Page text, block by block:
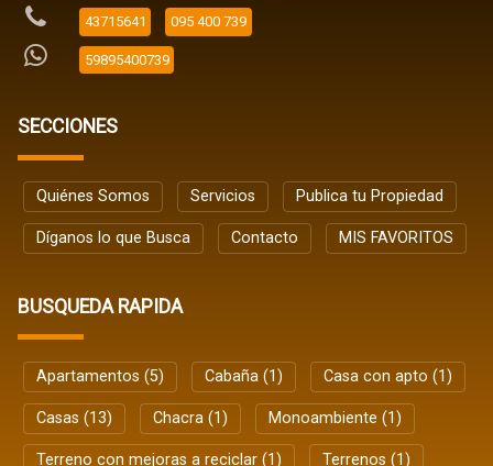
43715641
095 400 739
59895400739
SECCIONES
Quiénes Somos Servicios Publica tu Propiedad
Díganos lo que Busca Contacto MIS FAVORITOS
BUSQUEDA RAPIDA
Apartamentos (5) Cabaña (1) Casa con apto (1)
Casas (13) Chacra (1) Monoambiente (1)
Terreno con mejoras a reciclar (1) Terrenos (1)